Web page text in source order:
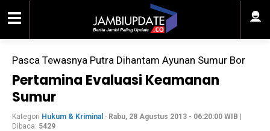
Pasca Tewasnya Putra Dihantam Ayunan Sumur Bor
Pertamina Evaluasi Keamanan
Sumur
Kategori Hukum & Kriminal - Rabu, 28 Agustus 2013 - 06:20:00 WIB
Dibaca: 5429